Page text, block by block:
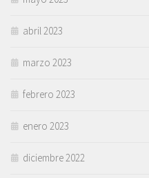
abril 2023
marzo 2023
febrero 2023
enero 2023
diciembre 2022